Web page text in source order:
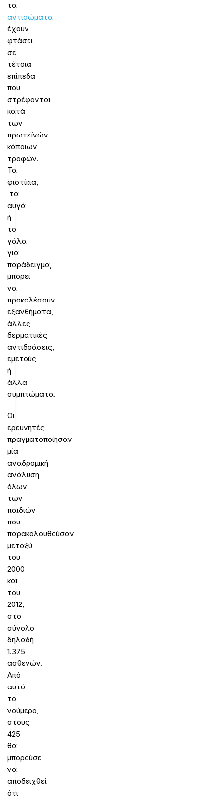
τα
αντισώματα
έχουν
φτάσει
σε
τέτοια
επίπεδα
που
στρέφονται
κατά
των
πρωτεϊνών
κάποιων
τροφών.
Τα
φιστίκια,
τα
αυγά
ή
το
γάλα
για
παράδειγμα,
μπορεί
να
προκαλέσουν
εξανθήματα,
άλλες
δερματικές
αντιδράσεις,
εμετούς
ή
άλλα
συμπτώματα.
Οι
ερευνητές
πραγματοποίησαν
μία
αναδρομική
ανάλυση
όλων
των
παιδιών
που
παρακολουθούσαν
μεταξύ
του
2000
και
του
2012,
στο
σύνολο
δηλαδή
1.375
ασθενών.
Από
αυτό
το
νούμερο,
στους
425
θα
μπορούσε
να
αποδειχθεί
ότι